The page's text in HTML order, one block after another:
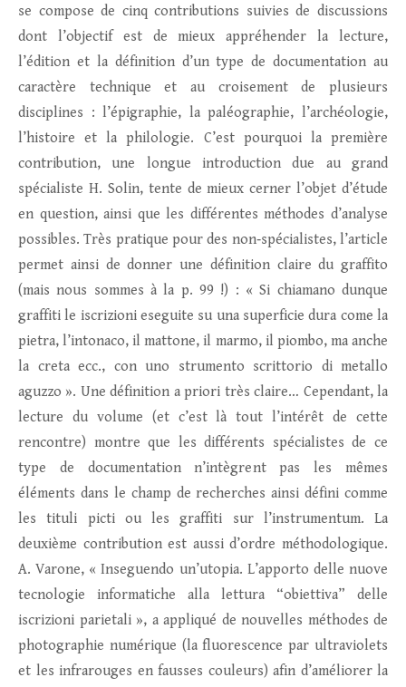
se compose de cinq contributions suivies de discussions
dont l’objectif est de mieux appréhender la lecture,
l’édition et la définition d’un type de documentation au
caractère technique et au croisement de plusieurs
disciplines : l’épigraphie, la paléographie, l’archéologie,
l’histoire et la philologie. C’est pourquoi la première
contribution, une longue introduction due au grand
spécialiste H. Solin, tente de mieux cerner l’objet d’étude
en question, ainsi que les différentes méthodes d’analyse
possibles. Très pratique pour des non‑spécialistes, l’article
permet ainsi de donner une définition claire du graffito
(mais nous sommes à la p. 99 !) : « Si chiamano dunque
graffiti le iscrizioni eseguite su una superficie dura come la
pietra, l’intonaco, il mattone, il marmo, il piombo, ma anche
la creta ecc., con uno strumento scrittorio di metallo
aguzzo ». Une définition a priori très claire… Cependant, la
lecture du volume (et c’est là tout l’intérêt de cette
rencontre) montre que les différents spécialistes de ce
type de documentation n’intègrent pas les mêmes
éléments dans le champ de recherches ainsi défini comme
les tituli picti ou les graffiti sur l’instrumentum. La
deuxième contribution est aussi d’ordre méthodologique.
A. Varone, « Inseguendo un’utopia. L’apporto delle nuove
tecnologie informatiche alla lettura “obiettiva” delle
iscrizioni parietali », a appliqué de nouvelles méthodes de
photographie numérique (la fluorescence par ultraviolets
et les infrarouges en fausses couleurs) afin d’améliorer la